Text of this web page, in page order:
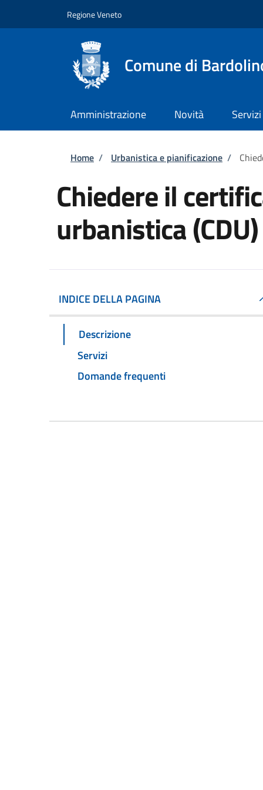
Regione Veneto
Comune di
Amministrazione Novità Servizi
Briciole di pane
Home / Urbanistica e pianificazione /
Chiedere il
urbanistica (CDU)
INDICE DELLA PAGINA
Descrizione
Servizi
Domande frequenti